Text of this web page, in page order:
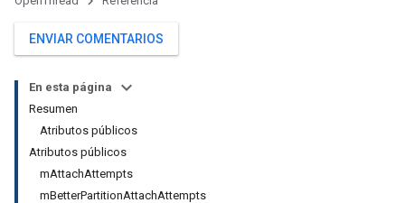
ENVIAR COMENTARIOS
En esta página
Resumen
Atributos públicos
Atributos públicos
mAttachAttempts
mBetterPartitionAttachAttempts